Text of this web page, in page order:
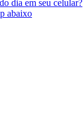
dia em seu celular?
abaixo